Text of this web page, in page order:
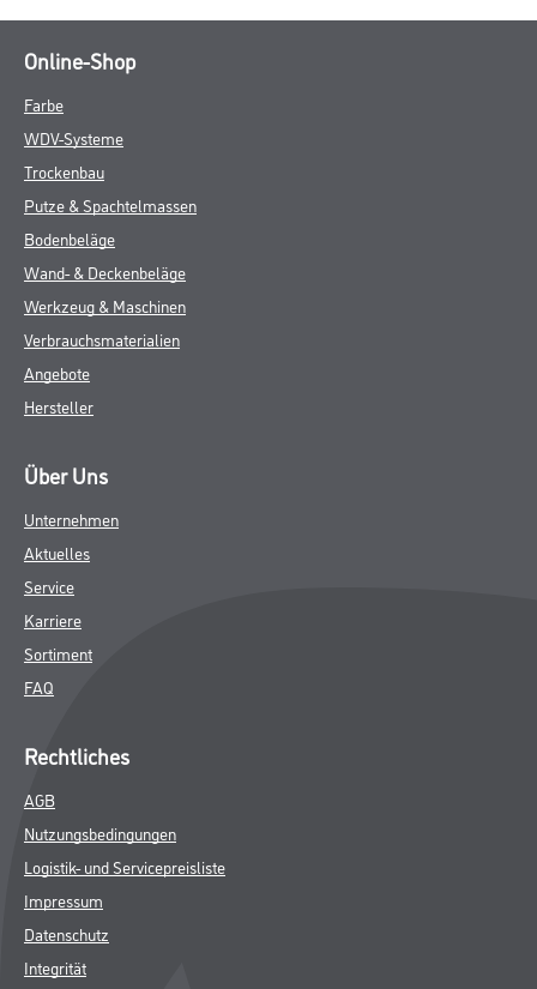
Online-Shop
Farbe
WDV-Systeme
Trockenbau
Putze & Spachtelmassen
Bodenbeläge
Wand- & Deckenbeläge
Werkzeug & Maschinen
Verbrauchsmaterialien
Angebote
Hersteller
Über Uns
Unternehmen
Aktuelles
Service
Karriere
Sortiment
FAQ
Rechtliches
AGB
Nutzungsbedingungen
Logistik- und Servicepreisliste
Impressum
Datenschutz
Integrität